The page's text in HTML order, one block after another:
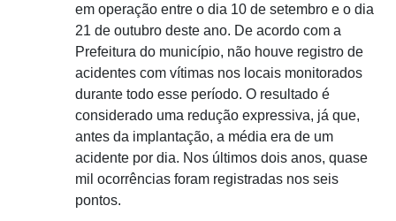
em operação entre o dia 10 de setembro e o dia
21 de outubro deste ano. De acordo com a
Prefeitura do município, não houve registro de
acidentes com vítimas nos locais monitorados
durante todo esse período. O resultado é
considerado uma redução expressiva, já que,
antes da implantação, a média era de um
acidente por dia. Nos últimos dois anos, quase
mil ocorrências foram registradas nos seis
pontos.